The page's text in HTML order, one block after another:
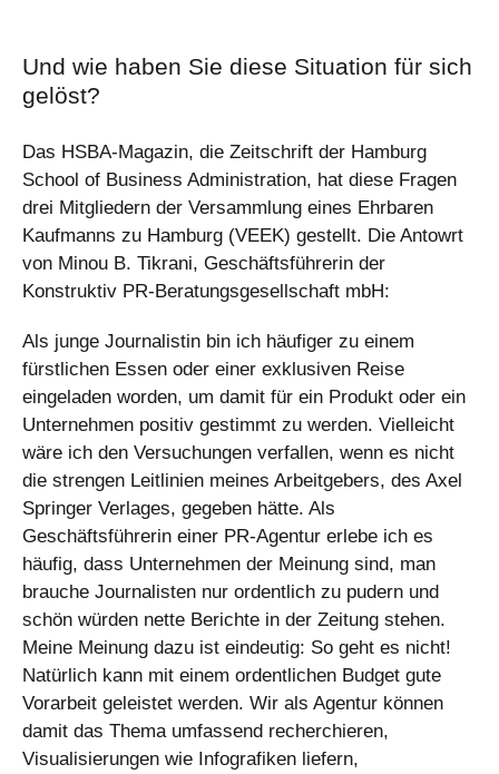
Und wie haben Sie diese Situation für sich
gelöst?
Das HSBA-Magazin, die Zeitschrift der Hamburg
School of Business Administration, hat diese Fragen
drei Mitgliedern der Versammlung eines Ehrbaren
Kaufmanns zu Hamburg (VEEK) gestellt. Die Antowrt
von Minou B. Tikrani, Geschäftsführerin der
Konstruktiv PR-Beratungsgesellschaft mbH:
Als junge Journalistin bin ich häufiger zu einem
fürstlichen Essen oder einer exklusiven Reise
eingeladen worden, um damit für ein Produkt oder ein
Unternehmen positiv gestimmt zu werden. Vielleicht
wäre ich den Versuchungen verfallen, wenn es nicht
die strengen Leitlinien meines Arbeitgebers, des Axel
Springer Verlages, gegeben hätte. Als
Geschäftsführerin einer PR-Agentur erlebe ich es
häufig, dass Unternehmen der Meinung sind, man
brauche Journalisten nur ordentlich zu pudern und
schön würden nette Berichte in der Zeitung stehen.
Meine Meinung dazu ist eindeutig: So geht es nicht!
Natürlich kann mit einem ordentlichen Budget gute
Vorarbeit geleistet werden. Wir als Agentur können
damit das Thema umfassend recherchieren,
Visualisierungen wie Infografiken liefern,